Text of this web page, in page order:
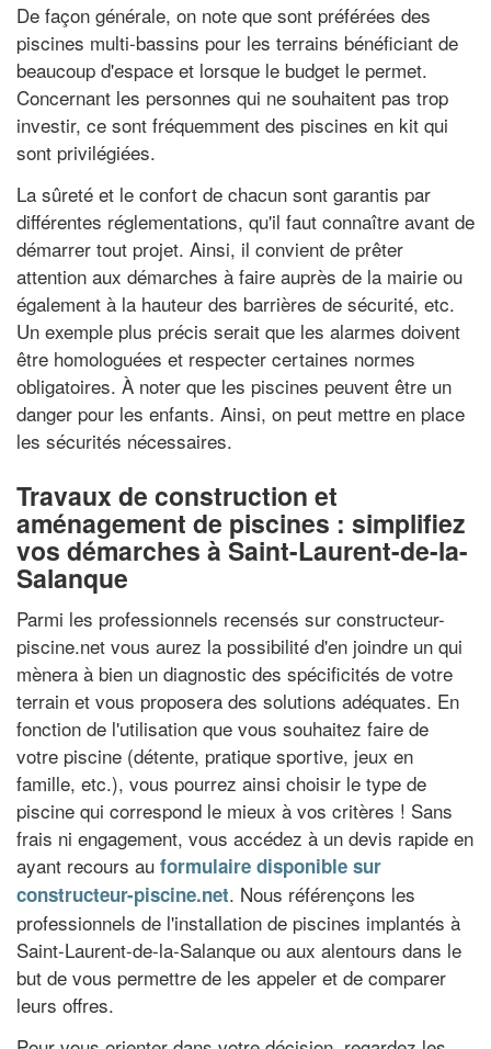
De façon générale, on note que sont préférées des
piscines multi-bassins pour les terrains bénéficiant de
beaucoup d'espace et lorsque le budget le permet.
Concernant les personnes qui ne souhaitent pas trop
investir, ce sont fréquemment des piscines en kit qui
sont privilégiées.
La sûreté et le confort de chacun sont garantis par
différentes réglementations, qu'il faut connaître avant de
démarrer tout projet. Ainsi, il convient de prêter
attention aux démarches à faire auprès de la mairie ou
également à la hauteur des barrières de sécurité, etc.
Un exemple plus précis serait que les alarmes doivent
être homologuées et respecter certaines normes
obligatoires. À noter que les piscines peuvent être un
danger pour les enfants. Ainsi, on peut mettre en place
les sécurités nécessaires.
Travaux de construction et
aménagement de piscines : simplifiez
vos démarches à Saint-Laurent-de-la-
Salanque
Parmi les professionnels recensés sur constructeur-
piscine.net vous aurez la possibilité d'en joindre un qui
mènera à bien un diagnostic des spécificités de votre
terrain et vous proposera des solutions adéquates. En
fonction de l'utilisation que vous souhaitez faire de
votre piscine (détente, pratique sportive, jeux en
famille, etc.), vous pourrez ainsi choisir le type de
piscine qui correspond le mieux à vos critères ! Sans
frais ni engagement, vous accédez à un devis rapide en
ayant recours au formulaire disponible sur
constructeur-piscine.net. Nous référençons les
professionnels de l'installation de piscines implantés à
Saint-Laurent-de-la-Salanque ou aux alentours dans le
but de vous permettre de les appeler et de comparer
leurs offres.